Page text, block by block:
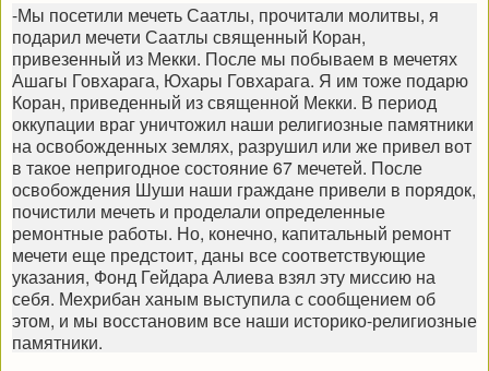
-Мы посетили мечеть Саатлы, прочитали молитвы, я
подарил мечети Саатлы священный Коран,
привезенный из Мекки. После мы побываем в мечетях
Ашагы Говхарага, Юхары Говхарага. Я им тоже подарю
Коран, приведенный из священной Мекки. В период
оккупации враг уничтожил наши религиозные памятники
на освобожденных землях, разрушил или же привел вот
в такое непригодное состояние 67 мечетей. После
освобождения Шуши наши граждане привели в порядок,
почистили мечеть и проделали определенные
ремонтные работы. Но, конечно, капитальный ремонт
мечети еще предстоит, даны все соответствующие
указания, Фонд Гейдара Алиева взял эту миссию на
себя. Мехрибан ханым выступила с сообщением об
этом, и мы восстановим все наши историко-религиозные
памятники.